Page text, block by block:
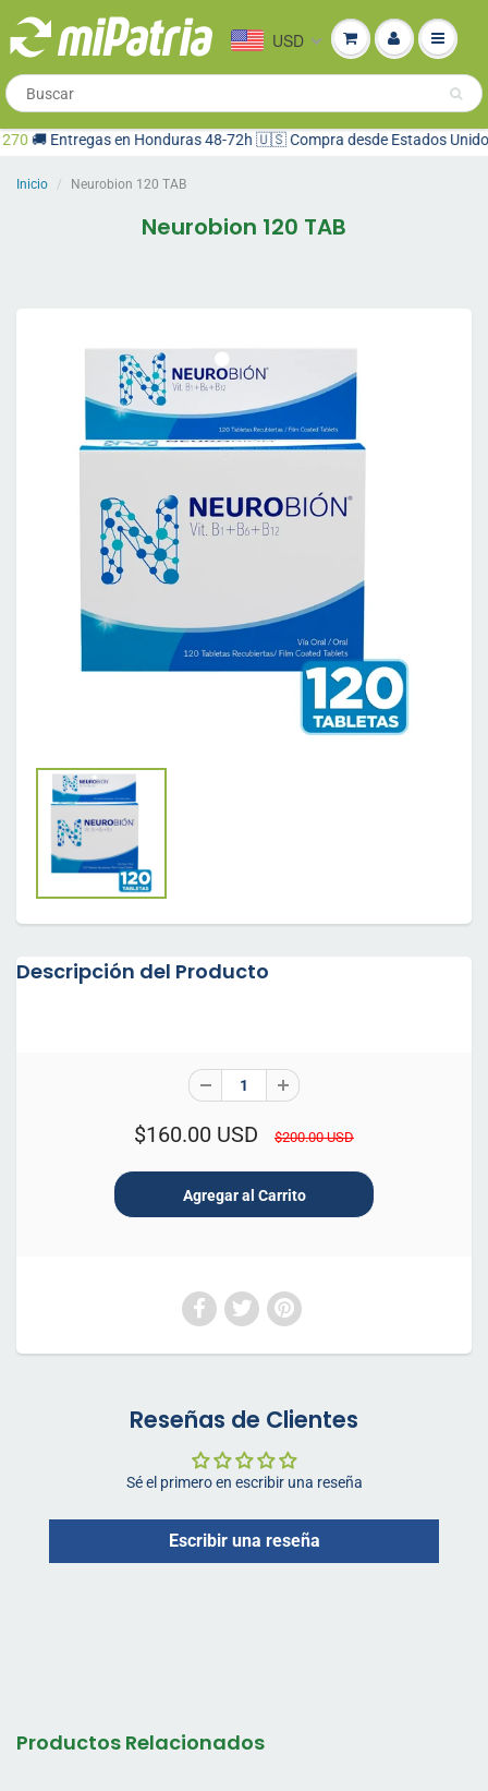
USD
🚚 Entregas en Honduras 48-72h 🇺🇸 Compra desde Estados
Inicio Neurobion 120 TAB
Neurobion 120 TAB
Descripción del Producto
$160.00 USD $200.00 USD
Reseñas de Clientes
Sé el primero en escribir una reseña
Escribir una reseña
Productos Relacionados